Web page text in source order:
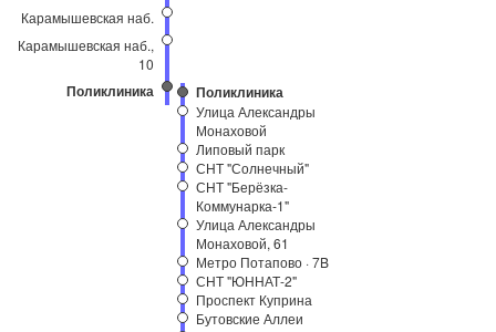
Карамышевская наб.
Карамышевская наб.,
10
Поликлиника Поликлиника
Улица Александры
Монаховой
Липовый парк
СНТ "Солнечный"
СНТ "Берёзка-
Коммунарка-1"
Улица Александры
Монаховой, 61
Метро Потапово · 7B
СНТ "ЮННАТ-2"
Проспект Куприна
Бутовские Аллеи